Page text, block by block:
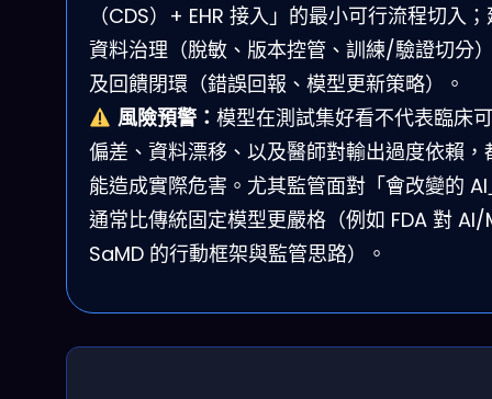
（CDS）+ EHR 接入」的最小可行流程切入
資料治理（脫敏、版本控管、訓練/驗證切分
及回饋閉環（錯誤回報、模型更新策略）。
風險預警： 模型在測試集好看不代表臨床
偏差、資料漂移、以及醫師對輸出過度依賴，
能造成實際危害。尤其監管面對「會改變的
通常比傳統固定模型更嚴格（例如 FDA 對 AI/
SaMD 的行動框架與監管思路）。